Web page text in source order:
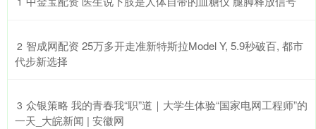
2 ​智成网配资 25万多开走准新特斯拉Model Y, 5.9秒破百, 都市
代步新选择
3 ​众银策略 我的青春我“职”道｜大学生体验“国家电网工程师”的
一天_大皖新闻 | 安徽网